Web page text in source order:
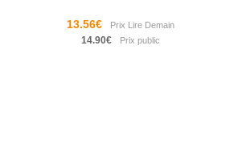
13.56€
14.90€